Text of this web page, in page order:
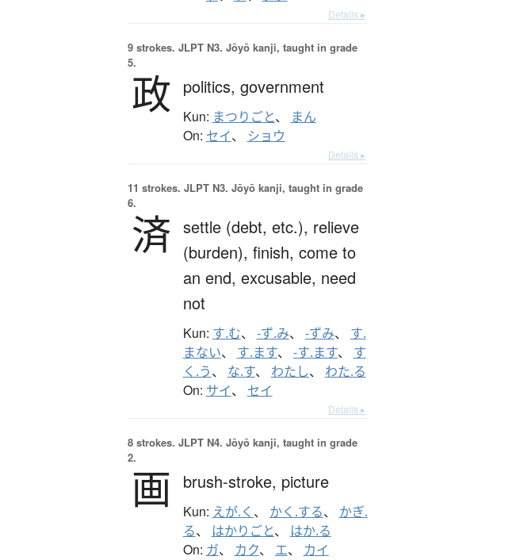
Details ▸
9 strokes. JLPT N3. Jōyō kanji, taught in grade
5.
政 politics, government
Kun: まつりごと、 まん
On: セイ、 ショウ
Details ▸
11 strokes. JLPT N3. Jōyō kanji, taught in grade
6.
済 settle (debt, etc.), relieve
(burden), finish, come to
an end, excusable, need
not
Kun: す.む、 -ず.み、 -ずみ、 す.
まない、 す.ます、 -す.ます、 す
く.う、 な.す、 わたし、 わた.る
On: サイ、 セイ
Details ▸
8 strokes. JLPT N4. Jōyō kanji, taught in grade
2.
画 brush-stroke, picture
Kun: えが.く 、 かく.する、 かぎ.
る、 はかりごと、 はか.る
On: ガ、 カク、 エ、 カイ